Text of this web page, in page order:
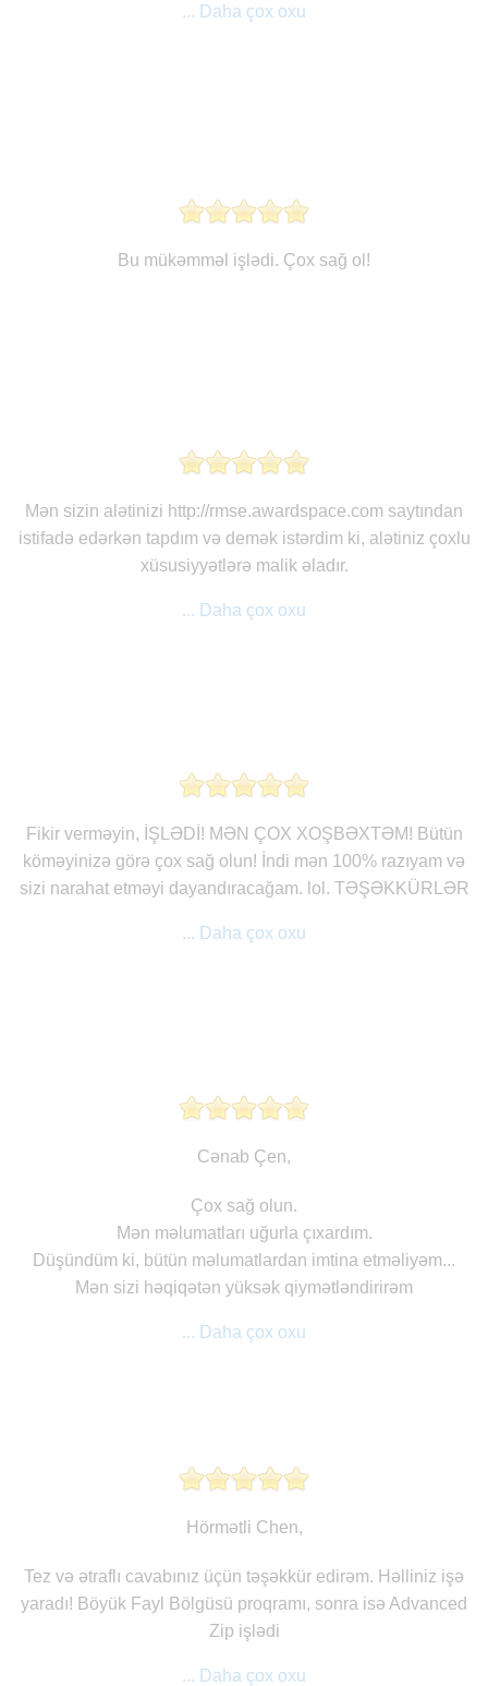
... Daha çox oxu
Bu mükəmməl işlədi. Çox sağ ol!
Mən sizin alətinizi http://rmse.awardspace.com saytından
istifadə edərkən tapdım və demək istərdim ki, alətiniz çoxlu
xüsusiyyətlərə malik əladır.
... Daha çox oxu
Fikir verməyin, İŞLƏDİ! MƏN ÇOX XOŞBƏXTƏM! Bütün
köməyinizə görə çox sağ olun! İndi mən 100% razıyam və
sizi narahat etməyi dayandıracağam. lol. TƏŞƏKKÜRLƏR
... Daha çox oxu
Cənab Çen,
Çox sağ olun.
Mən məlumatları uğurla çıxardım.
Düşündüm ki, bütün məlumatlardan imtina etməliyəm...
Mən sizi həqiqətən yüksək qiymətləndirirəm
... Daha çox oxu
Hörmətli Chen,
Tez və ətraflı cavabınız üçün təşəkkür edirəm. Həlliniz işə
yaradı! Böyük Fayl Bölgüsü proqramı, sonra isə Advanced
Zip işlədi
... Daha çox oxu